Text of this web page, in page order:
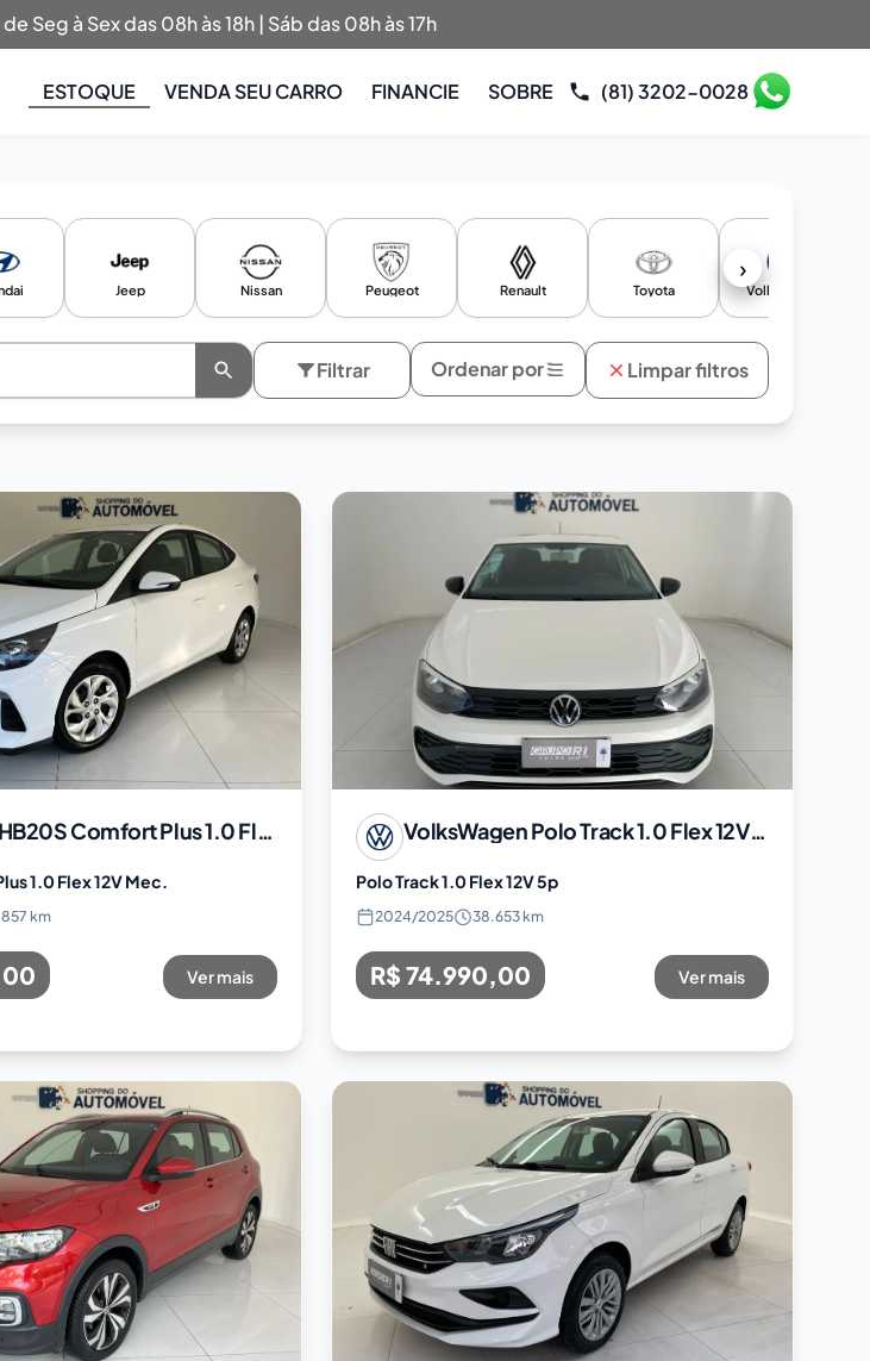
Seg à Sex das 08h às 18h | Sáb das 08h às 17h
ESTOQUE VENDA SEU CARRO FINANCIE SOBRE (81) 3202-0028
›
Jeep Nissan Peugeot Renault Toyota Volkswagen
Filtrar Ordenar por Limpar filtros
HB20S Comfort Plus 1.0 Flex 12V Mec.
1.0 Flex 12V Mec.
km
Ver mais
VolksWagenPolo Track 1.0 Flex 12V 5p
Polo Track 1.0 Flex 12V 5p
2024/2025 38.653 km
R$ 74.990,00 Ver mais